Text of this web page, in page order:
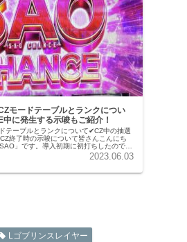
モードテーブルとランクについ
に発生する示唆もご紹介！
テーブルとランクについて✔︎CZ中の抽選
終了時の示唆について皆さんこんにち
」です。導入初期に初打ちしたのです
事にできませんでした...笑...2023.06.03
Lゴブリンスレイヤー